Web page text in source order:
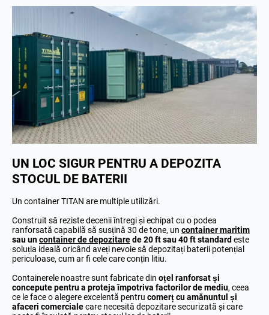
UN LOC SIGUR PENTRU A DEPOZITA
STOCUL DE BATERII
Un container TITAN are multiple utilizări.
Construit să reziste decenii întregi și echipat cu o podea
ranforsată capabilă să susțină 30 de tone, un container maritim
sau uncontainer de depozitarede 20 ft sau 40 ft standard este
soluția ideală oricând aveți nevoie să depozitați baterii potențial
periculoase, cum ar fi cele care conțin litiu.
Containerele noastre sunt fabricate din oțel ranforsat și
concepute pentru a proteja împotriva factorilor de mediu, ceea
ce le face o alegere excelentă pentru comerț cu amănuntul și
afaceri comercialecare necesită depozitare securizată și care